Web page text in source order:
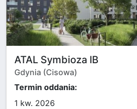
ATAL Symbioza IB
Gdynia (Cisowa)
Termin oddania:
1 kw. 2026